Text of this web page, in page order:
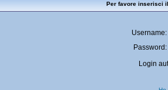
Per favore inserisci
Username:
Password:
Login